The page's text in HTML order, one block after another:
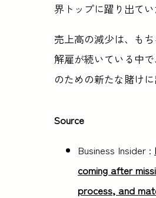
界トップに躍り出てい
売上高の減少は、も
解雇が続いている中
のための新たな賭け
Source
Business Insider :
coming after
process, and